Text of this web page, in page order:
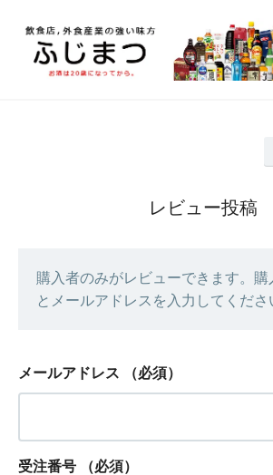
レビュー投稿
購入者のみがレビューできます。
とメールアドレスを入力してくださ
メールアドレス （必須）
受注番号 （必須）